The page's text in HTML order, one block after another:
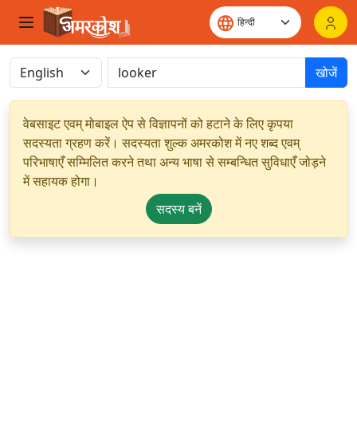
खोजें
वेबसाइट एवम् मोबाइल ऐप से विज्ञापनों को हटाने के लिए कृपया
सदस्यता ग्रहण करें। सदस्यता शुल्क अमरकोश में नए शब्द एवम्
परिभाषाएँ सम्मिलित करने तथा अन्य भाषा से सम्बन्धित सुविधाएँ जोड़ने
में सहायक होगा।
सदस्य बनें